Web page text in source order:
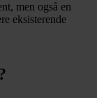
men også en
eksisterende